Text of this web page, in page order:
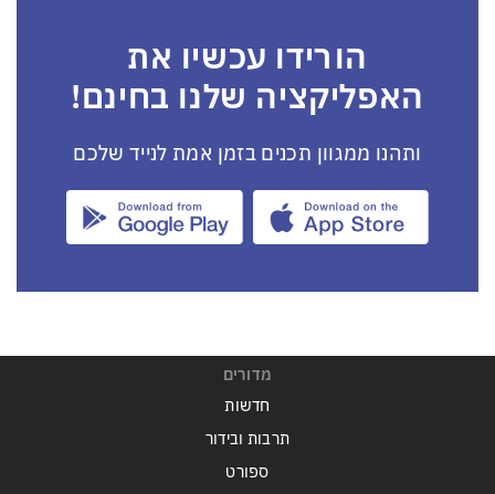
הורידו עכשיו את
האפליקציה שלנו בחינם!
ותהנו ממגוון תכנים בזמן אמת לנייד שלכם
מדורים
חדשות
תרבות ובידור
ספורט